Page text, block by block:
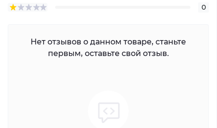
0
Нет отзывов о данном товаре, станьте
первым, оставьте свой отзыв.